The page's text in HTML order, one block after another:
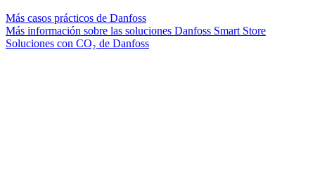
Más casos prácticos de Danfoss
Más información sobre las soluciones Danfoss Smart Store
Soluciones con CO₂ de Danfoss